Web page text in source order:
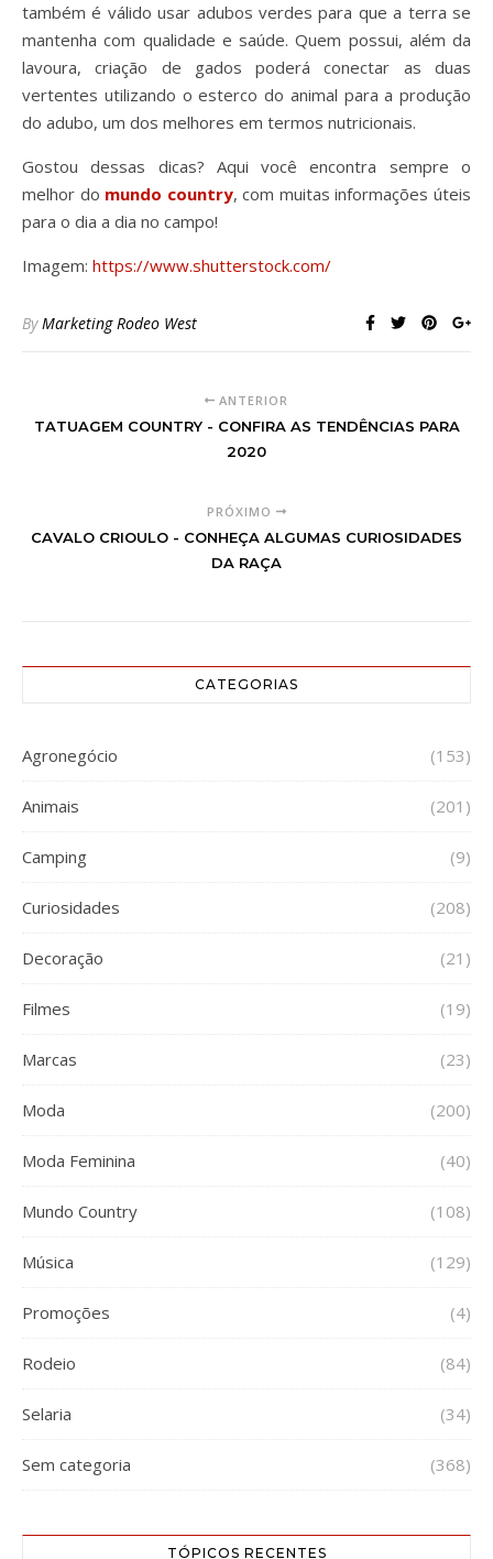
também é válido usar adubos verdes para que a terra se
mantenha com qualidade e saúde. Quem possui, além da
lavoura, criação de gados poderá conectar as duas
vertentes utilizando o esterco do animal para a produção
do adubo, um dos melhores em termos nutricionais.
Gostou dessas dicas? Aqui você encontra sempre o
melhor do mundo country, com muitas informações úteis
para o dia a dia no campo!
Imagem: https://www.shutterstock.com/
ByMarketing Rodeo West
ANTERIOR
TATUAGEM COUNTRY - CONFIRA AS TENDÊNCIAS PARA
2020
PRÓXIMO
CAVALO CRIOULO - CONHEÇA ALGUMAS CURIOSIDADES
DA RAÇA
CATEGORIAS
Agronegócio (153)
Animais (201)
Camping (9)
Curiosidades (208)
Decoração (21)
Filmes (19)
Marcas (23)
Moda (200)
Moda Feminina (40)
Mundo Country (108)
Música (129)
Promoções (4)
Rodeio (84)
Selaria (34)
Sem categoria (368)
TÓPICOS RECENTES